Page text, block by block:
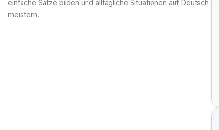
einfache Sätze bilden und alltägliche Situationen auf Deutsch
meistern.